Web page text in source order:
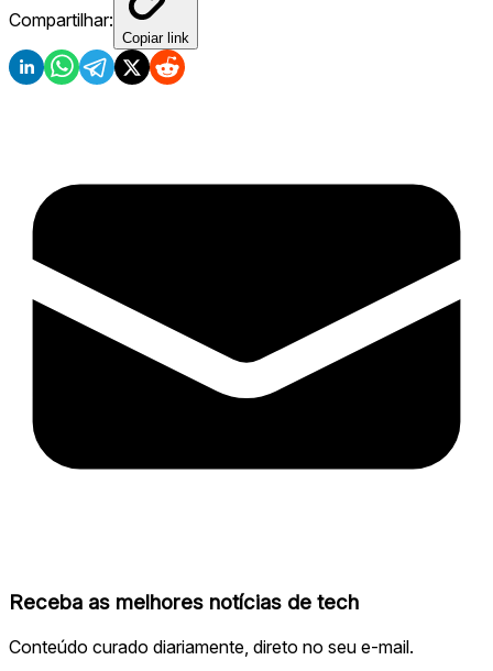
Compartilhar:
Copiar link
Receba as melhores notícias de tech
Conteúdo curado diariamente, direto no seu e-mail.